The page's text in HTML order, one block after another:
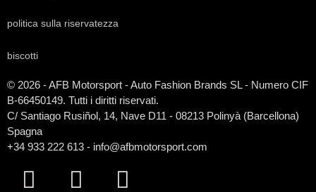
politica sulla riservatezza
biscotti
© 2026 - AFB Motorsport - Auto Fashion Brands SL- Numero CIF
B-66450149. Tutti i diritti riservati.
C/ Santiago Rusiñol, 14, Nave D11 - 08213 Polinyà (Barcellona)
Spagna
+34 933 222 613 - info@afbmotorsport.com